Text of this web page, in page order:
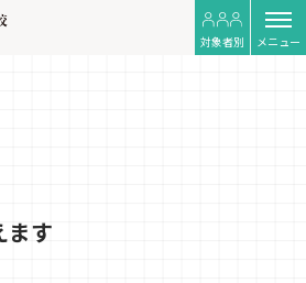
対象者別 メニュー
ます